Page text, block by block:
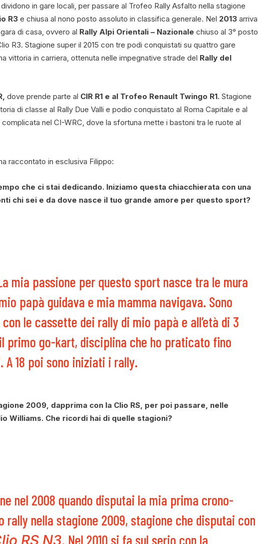
in gare locali, per passare al Trofeo Rally Asfalto nella stagione
R3 e chiusa al nono posto assoluto in classifica generale. Nel 2013 arriva
di casa, ovvero al Rally Alpi Orientali – Nazionale chiuso al 3° posto
R3. Stagione super il 2015 con tre podi conquistati su quattro gare
vittoria in carriera, ottenuta nelle impegnative strade del Rally del
dove prende parte al CIR R1 e al Trofeo Renault Twingo R1. Stagione
di classe al Rally Due Valli e podio conquistato al Roma Capitale e al
complicata nel CI-WRC, dove la sfortuna mette i bastoni tra le ruote al
raccontato in esclusiva Filippo:
che ci stai dedicando. Iniziamo questa chiacchierata con una
chi sei e da dove nasce il tuo grande amore per questo sport?
mia passione per questo sport nasce tra le mura
papà guidava e mia mamma navigava. Sono
le cassette dei rally di mio papà e all’età di 3
primo go-kart, disciplina che ho praticato fino
A 18 poi sono iniziati i rally.
2009, dapprima con la Clio RS, per poi passare, nelle
Williams. Che ricordi hai di quelle stagioni?
nel 2008 quando disputai la mia prima crono-
rally nella stagione 2009, stagione che disputai con
RS N3. Nel 2010 si fa sul serio con la